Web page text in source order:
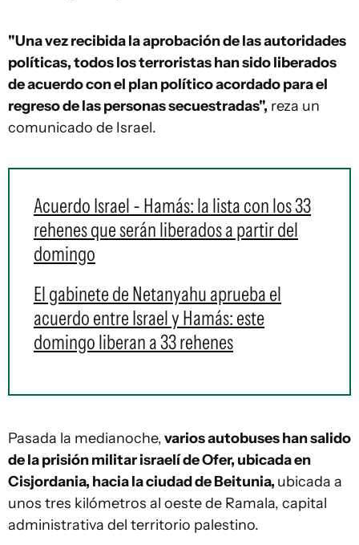
"Una vez recibida la aprobación de las autoridades
políticas, todos los terroristas han sido liberados
de acuerdo con el plan político acordado para el
regreso de las personas secuestradas", reza un
comunicado de Israel.
Acuerdo Israel - Hamás: la lista con los 33
rehenes que serán liberados a partir del
domingo
El gabinete de Netanyahu aprueba el
acuerdo entre Israel y Hamás: este
domingo liberan a 33 rehenes
Pasada la medianoche,varios autobuses han salido
de la prisión militar israelí de Ofer, ubicada en
Cisjordania, hacia la ciudad de Beitunia, ubicada a
unos tres kilómetros al oeste de Ramala, capital
administrativa del territorio palestino.